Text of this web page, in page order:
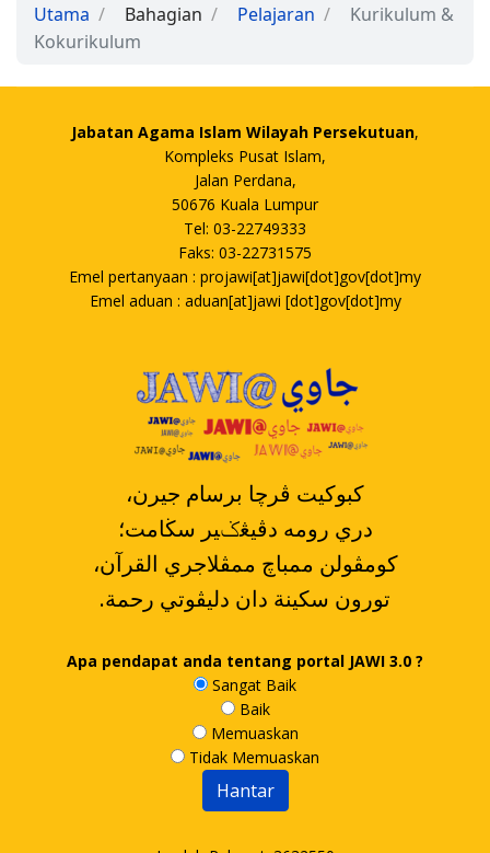
Utama
Bahagian Pelajaran
Kurikulum &
Kokurikulum
Jabatan Agama Islam Wilayah Persekutuan,
Kompleks Pusat Islam,
Jalan Perdana,
50676 Kuala Lumpur
Tel: 03-22749333
Faks: 03-22731575
Emel pertanyaan : projawi[at]jawi[dot]gov[dot]my
Emel aduan : aduan[at]jawi [dot]gov[dot]my
،کبوکيت ڤرچا برسام جيرن
دري رومه دڤيڠݢير سڬامت؛
،کومڤولن ممباچ ممڤلاجري القرآن
.تورون سکينة دان دليڤوتي رحمة
Apa pendapat anda tentang portal JAWI 3.0 ?
Sangat Baik
Baik
Memuaskan
Tidak Memuaskan